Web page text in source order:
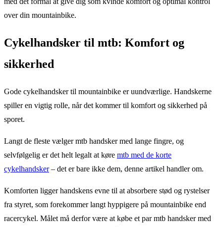
over din mountainbike.
Cykelhandsker til mtb: Komfort og
sikkerhed
Gode cykelhandsker til mountainbike er uundværlige. Handskerne
spiller en vigtig rolle, når det kommer til komfort og sikkerhed på
sporet.
Langt de fleste vælger mtb handsker med lange fingre, og
selvfølgelig er det helt legalt at køre mtb med de korte
cykelhandsker– det er bare ikke dem, denne artikel handler om.
Komforten ligger handskens evne til at absorbere stød og rystelser
fra styret, som forekommer langt hyppigere på mountainbike end
racercykel. Målet må derfor være at købe et par mtb handsker med